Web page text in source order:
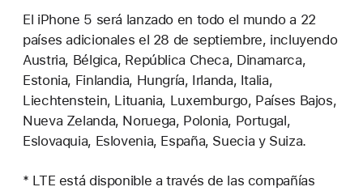
El iPhone 5 será lanzado en todo el mundo a 22
países adicionales el 28 de septiembre, incluyendo
Austria, Bélgica, República Checa, Dinamarca,
Estonia, Finlandia, Hungría, Irlanda, Italia,
Liechtenstein, Lituania, Luxemburgo, Países Bajos,
Nueva Zelanda, Noruega, Polonia, Portugal,
Eslovaquia, Eslovenia, España, Suecia y Suiza.
* LTE está disponible a través de las compañías